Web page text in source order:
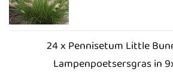
24 x Pennisetum Little
Lampenpoetsersgras in